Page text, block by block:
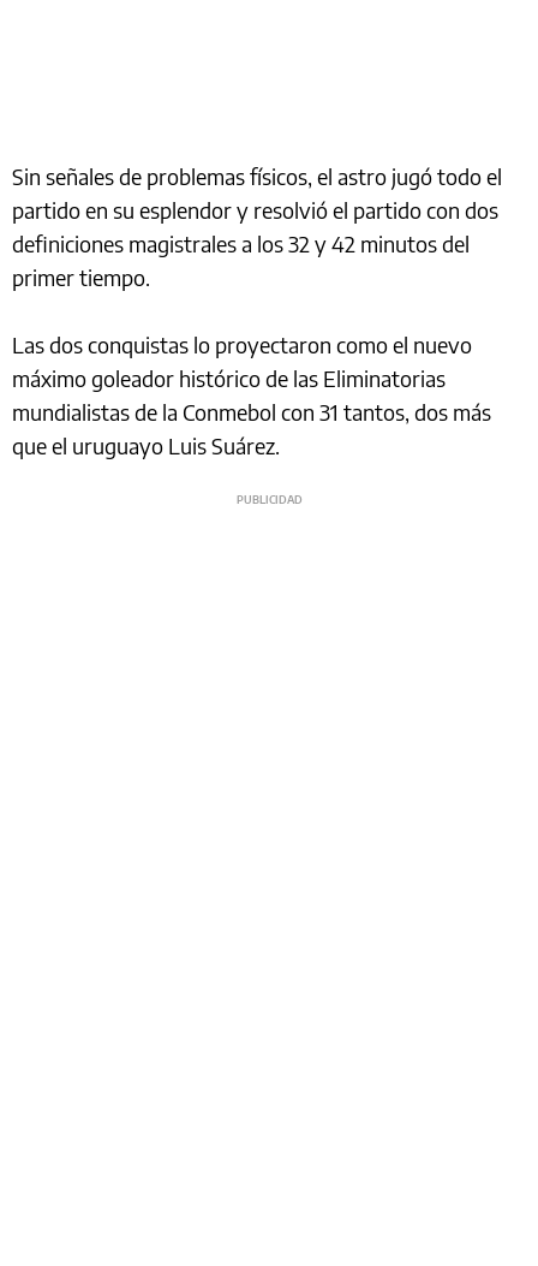
Sin señales de problemas físicos, el astro jugó todo el
partido en su esplendor y resolvió el partido con dos
definiciones magistrales a los 32 y 42 minutos del
primer tiempo.
Las dos conquistas lo proyectaron como el nuevo
máximo goleador histórico de las Eliminatorias
mundialistas de la Conmebol con 31 tantos, dos más
que el uruguayo Luis Suárez.